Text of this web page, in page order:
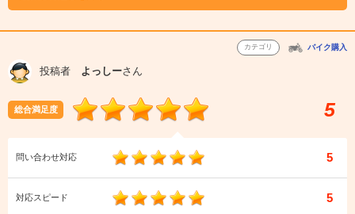
カテゴリ バイク購入
投稿者 よっしーさん
総合満足度 5
問い合わせ対応 5
対応スピード 5